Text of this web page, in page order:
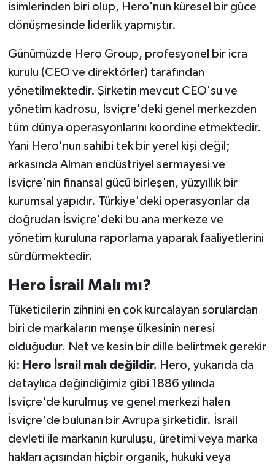
isimlerinden biri olup, Hero'nun küresel bir güce
dönüşmesinde liderlik yapmıştır.
Günümüzde Hero Group, profesyonel bir icra
kurulu (CEO ve direktörler) tarafından
yönetilmektedir. Şirketin mevcut CEO'su ve
yönetim kadrosu, İsviçre'deki genel merkezden
tüm dünya operasyonlarını koordine etmektedir.
Yani Hero'nun sahibi tek bir yerel kişi değil;
arkasında Alman endüstriyel sermayesi ve
İsviçre'nin finansal gücü birleşen, yüzyıllık bir
kurumsal yapıdır. Türkiye'deki operasyonlar da
doğrudan İsviçre'deki bu ana merkeze ve
yönetim kuruluna raporlama yaparak faaliyetlerini
sürdürmektedir.
Hero İsrail Malı mı?
Tüketicilerin zihnini en çok kurcalayan sorulardan
biri de markaların menşe ülkesinin neresi
olduğudur. Net ve kesin bir dille belirtmek gerekir
ki: Hero İsrail malı değildir. Hero, yukarıda da
detaylıca değindiğimiz gibi 1886 yılında
İsviçre'de kurulmuş ve genel merkezi halen
İsviçre'de bulunan bir Avrupa şirketidir. İsrail
devleti ile markanın kuruluşu, üretimi veya marka
hakları açısından hiçbir organik, hukuki veya